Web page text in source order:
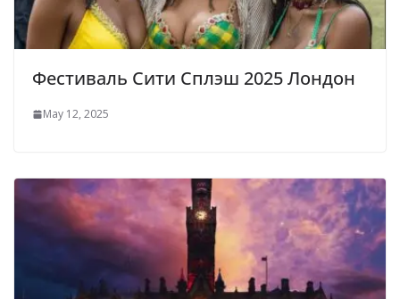
Фестиваль Сити Сплэш 2025 Лондон
May 12, 2025